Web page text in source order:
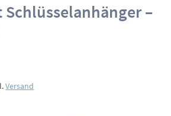
–
Versand